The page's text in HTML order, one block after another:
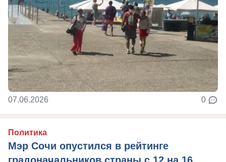
07.06.2026 0
Политика
Мэр Сочи опустился в рейтинге